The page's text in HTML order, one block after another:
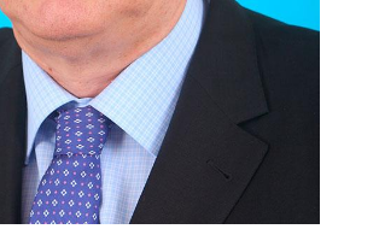
y materiales.- Lean Seis Sigma.-
integral con operaciones.- Beneficios de
4. Respuestas a los test de evaluación.-